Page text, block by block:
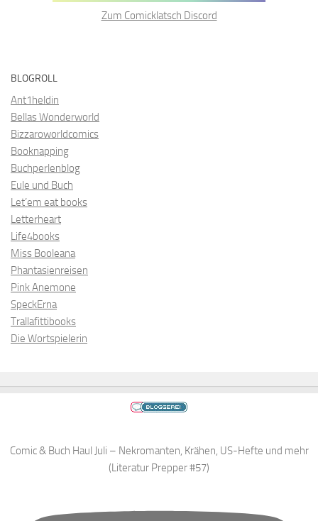
Zum Comicklatsch Discord
BLOGROLL
Ant1heldin
Bellas Wonderworld
Bizzaroworldcomics
Booknapping
Buchperlenblog
Eule und Buch
Let’em eat books
Letterheart
Life4books
Miss Booleana
Phantasienreisen
Pink Anemone
SpeckErna
Trallafittibooks
Die Wortspielerin
Comic & Buch Haul Juli – Nekromanten, Krähen, US-Hefte und mehr
(Literatur Prepper #57)